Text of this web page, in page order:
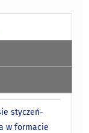
styczeń-
w formacie